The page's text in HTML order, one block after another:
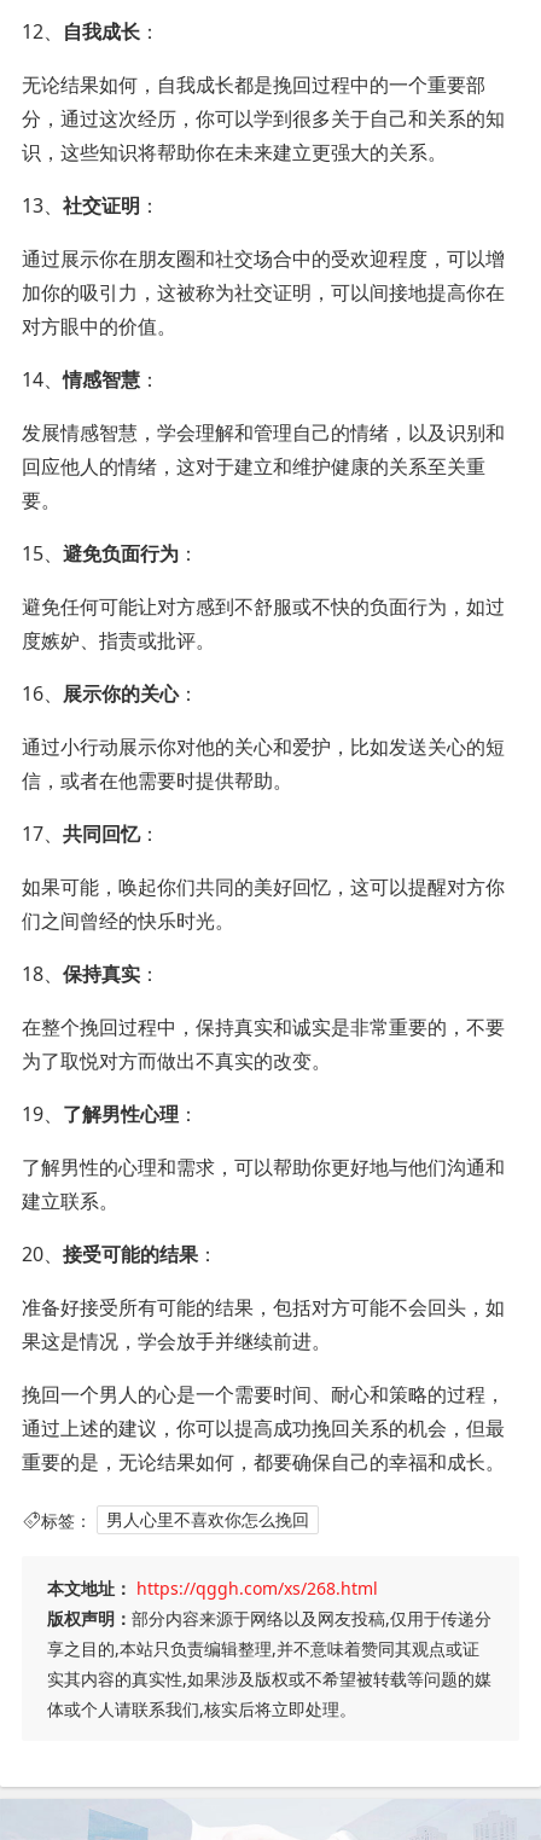
12、 自我成长：
无论结果如何，自我成长都是挽回过程中的一个重要部
分，通过这次经历，你可以学到很多关于自己和关系的知
识，这些知识将帮助你在未来建立更强大的关系。
13、 社交证明 ：
通过展示你在朋友圈和社交场合中的受欢迎程度，可以增
加你的吸引力，这被称为社交证明，可以间接地提高你在
对方眼中的价值。
14、情感智慧：
发展情感智慧，学会理解和管理自己的情绪，以及识别和
回应他人的情绪，这对于建立和维护健康的关系至关重
要。
15、 避免负面行为：
避免任何可能让对方感到不舒服或不快的负面行为，如过
度嫉妒、指责或批评。
16、 展示你的关心：
通过小行动展示你对他的关心和爱护，比如发送关心的短
信，或者在他需要时提供帮助。
17、 共同回忆：
如果可能，唤起你们共同的美好回忆，这可以提醒对方你
们之间曾经的快乐时光。
18、 保持真实：
在整个挽回过程中，保持真实和诚实是非常重要的，不要
为了取悦对方而做出不真实的改变。
19、 了解男性心理 ：
了解男性的心理和需求，可以帮助你更好地与他们沟通和
建立联系。
20、 接受可能的结果：
准备好接受所有可能的结果，包括对方可能不会回头，如
果这是情况，学会放手并继续前进。
挽回一个男人的心是一个需要时间、耐心和策略的过程，
通过上述的建议，你可以提高成功挽回关系的机会，但最
重要的是，无论结果如何，都要确保自己的幸福和成长。
标签： 男人心里不喜欢你怎么挽回
本文地址： https://qggh.com/xs/268.html
版权声明： 部分内容来源于网络以及网友投稿,仅用于传递分
享之目的,本站只负责编辑整理,并不意味着赞同其观点或证
实其内容的真实性,如果涉及版权或不希望被转载等问题的媒
体或个人请联系我们,核实后将立即处理。